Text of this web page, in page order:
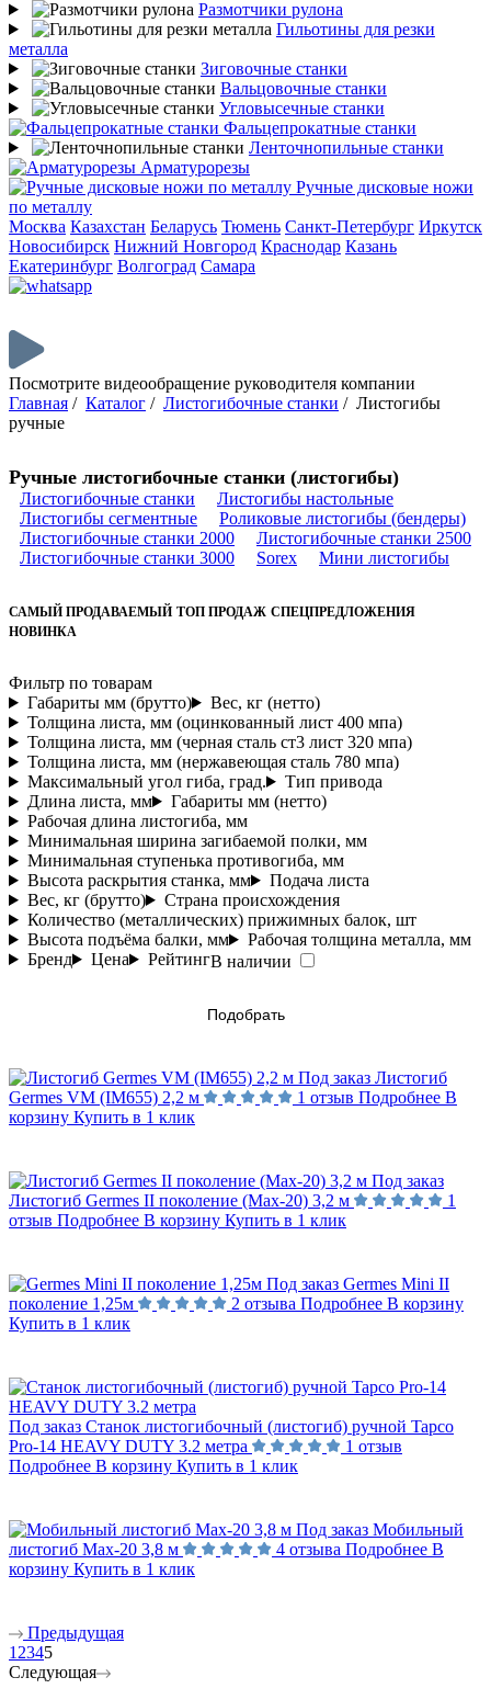
Размотчики рулона
Гильотины для резки
металла
Зиговочные станки
Вальцовочные станки
Угловысечные станки
Фальцепрокатные станки
Ленточнопильные станки
Арматурорезы
Ручные дисковые ножи
по металлу
Москва Казахстан Беларусь Тюмень Санкт-Петербург Иркутск
Новосибирск Нижний Новгород Краснодар Казань
Екатеринбург Волгоград Самара
Главная / Каталог / Листогибочные станки / Листогибы
ручные
Посмотрите видеообращение руководителя компании
Ручные листогибочные станки (листогибы)
Листогибочные станки
Листогибы настольные
Листогибы сегментные
Роликовые листогибы (бендеры)
Листогибочные станки 2000
Листогибочные станки 2500
Листогибочные станки 3000
Sorex Мини листогибы
САМЫЙ ПРОДАВАЕМЫЙ ТОП ПРОДАЖ СПЕЦПРЕДЛОЖЕНИЯ
НОВИНКА
Фильтр по товарам
Габариты мм (брутто)
Вес, кг (нетто)
Толщина листа, мм (оцинкованный лист 400 мпа)
Толщина листа, мм (черная сталь ст3 лист 320 мпа)
Толщина листа, мм (нержавеющая сталь 780 мпа)
Максимальный угол гиба, град.
Тип привода
Длина листа, мм
Габариты мм (нетто)
Рабочая длина листогиба, мм
Минимальная ширина загибаемой полки, мм
Минимальная ступенька противогиба, мм
Высота раскрытия станка, мм
Подача листа
Вес, кг (брутто)
Страна происхождения
Количество (металлических) прижимных балок, шт
Высота подъёма балки, мм
Рабочая толщина металла, мм
Бренд
Цена РейтингВ наличии
Подобрать
Под заказ Листогиб
Germes VM (IM655) 2,2 м
1 отзыв Подробнее В
корзину Купить в 1 клик
Под заказ
Листогиб Germes II поколение (Max-20) 3,2 м
1
отзыв Подробнее В корзину Купить в 1 клик
Под заказ Germes Mini II
поколение 1,25м
2 отзыва Подробнее В корзину
Купить в 1 клик
Под заказ Станок листогибочный (листогиб) ручной Tapco
Pro-14 HEAVY DUTY 3.2 метра
1 отзыв
Подробнее В корзину Купить в 1 клик
Под заказ Мобильный
листогиб Max-20 3,8 м
4 отзыва Подробнее В
корзину Купить в 1 клик
Предыдущая
1 2345
Следующая